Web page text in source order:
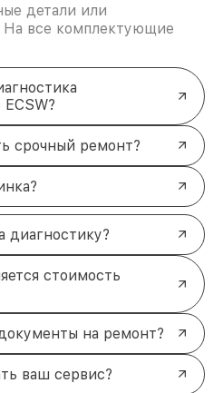
детали или
На все комплектующие
срочный ремонт?
диагностику?
стоимость
на ремонт?
ваш сервис?